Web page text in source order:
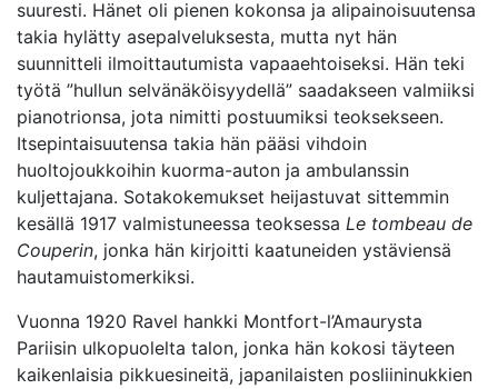
suuresti. Hänet oli pienen kokonsa ja alipainoisuutensa
takia hylätty asepalveluksesta, mutta nyt hän
suunnitteli ilmoittautumista vapaaehtoiseksi. Hän teki
työtä ”hullun selvänäköisyydellä” saadakseen valmiiksi
pianotrionsa, jota nimitti postuumiksi teoksekseen.
Itsepintaisuutensa takia hän pääsi vihdoin
huoltojoukkoihin kuorma-auton ja ambulanssin
kuljettajana. Sotakokemukset heijastuvat sittemmin
kesällä 1917 valmistuneessa teoksessa Le tombeau de
Couperin, jonka hän kirjoitti kaatuneiden ystäviensä
hautamuistomerkiksi.
Vuonna 1920 Ravel hankki Montfort-l’Amaurysta
Pariisin ulkopuolelta talon, jonka hän kokosi täyteen
kaikenlaisia pikkuesineitä, japanilaisten posliininukkien